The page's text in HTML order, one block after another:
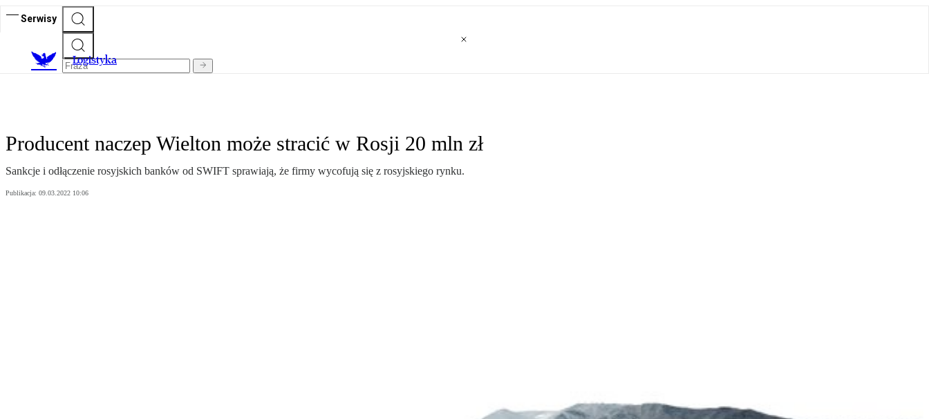
Serwisy
Logistyka
Producent naczep Wielton może stracić w Rosji 20 mln zł
Sankcje i odłączenie rosyjskich banków od SWIFT sprawiają, że firmy wycofują się z rosyjskiego rynku.
Publikacja: 09.03.2022 10:06